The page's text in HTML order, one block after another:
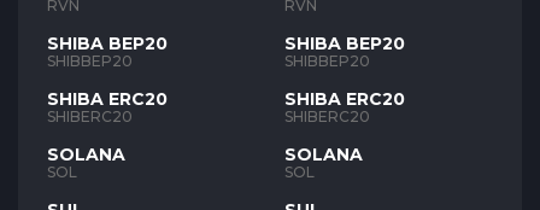
RVN
SHIBA BEP20
SHIBBEP20
SHIBA ERC20
SHIBERC20
SOLANA
SOL
RVN
SHIBA BEP20
SHIBBEP20
SHIBA ERC20
SHIBERC20
SOLANA
SOL